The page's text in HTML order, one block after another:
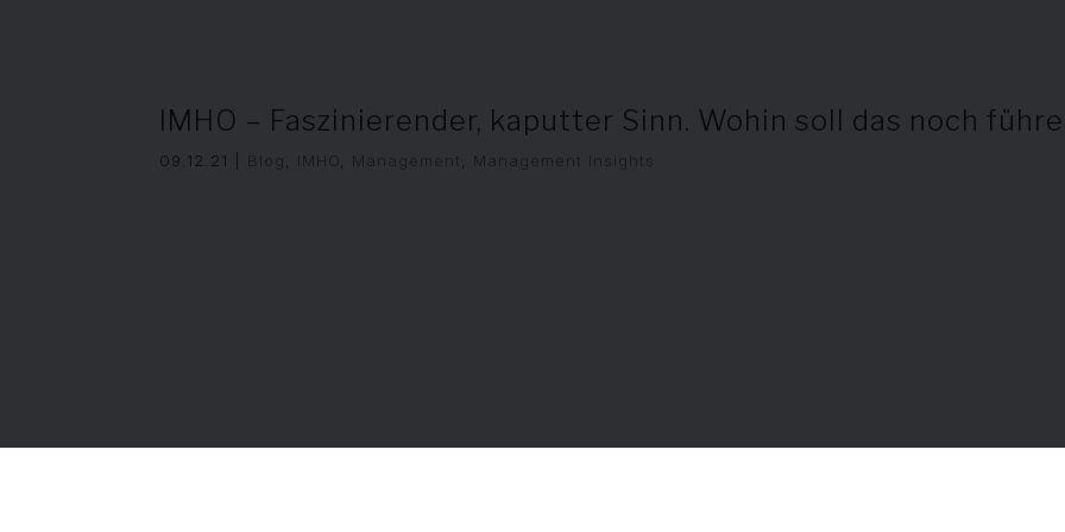
IMHO – Faszinierender, kaputter Sinn. Wohin soll das noch
09.12.21 Blog IMHO Management Management Insights